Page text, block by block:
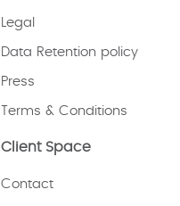
Legal
Data Retention policy
Press
Terms & Conditions
Client Space
Contact